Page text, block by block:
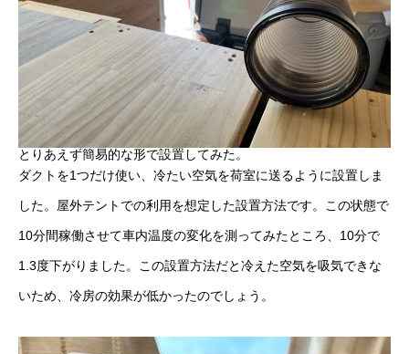
とりあえず簡易的な形で設置してみた。
ダクトを1つだけ使い、冷たい空気を荷室に送るように設置しま
した。屋外テントでの利用を想定した設置方法です。この状態で
10分間稼働させて車内温度の変化を測ってみたところ、10分で
1.3度下がりました。この設置方法だと冷えた空気を吸気できな
いため、冷房の効果が低かったのでしょう。